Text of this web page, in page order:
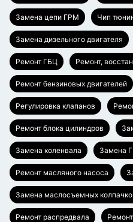
Замена цепи ГРМ Чип
Замена дизельного двигателя
Ремонт ГБЦ Ремонт,
Ремонт бензиновых двигателей
Регулировка клапанов
Ремонт блока цилиндров
Замена коленвала Замена
Ремонт масляного насоса
Замена маслосъемных
Ремонт распредвала